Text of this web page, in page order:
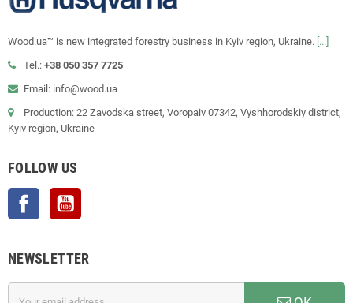
Wood.ua™ is new integrated forestry business in Kyiv region, Ukraine. [...]
Tel.: +38 050 357 7725
Email: info@wood.ua
Production: 22 Zavodska street, Voropaiv 07342, Vyshhorodskiy district,
Kyiv region, Ukraine
FOLLOW US
Facebook
NEWSLETTER